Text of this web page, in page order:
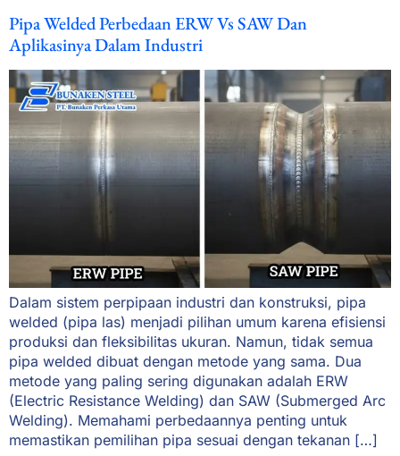
Pipa Welded Perbedaan ERW Vs SAW Dan
Aplikasinya Dalam Industri
Dalam sistem perpipaan industri dan konstruksi, pipa
welded (pipa las) menjadi pilihan umum karena efisiensi
produksi dan fleksibilitas ukuran. Namun, tidak semua
pipa welded dibuat dengan metode yang sama. Dua
metode yang paling sering digunakan adalah ERW
(Electric Resistance Welding) dan SAW (Submerged Arc
Welding). Memahami perbedaannya penting untuk
memastikan pemilihan pipa sesuai dengan tekanan […]